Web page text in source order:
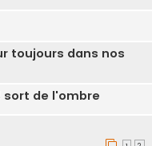
toujours dans nos
sort de l'ombre